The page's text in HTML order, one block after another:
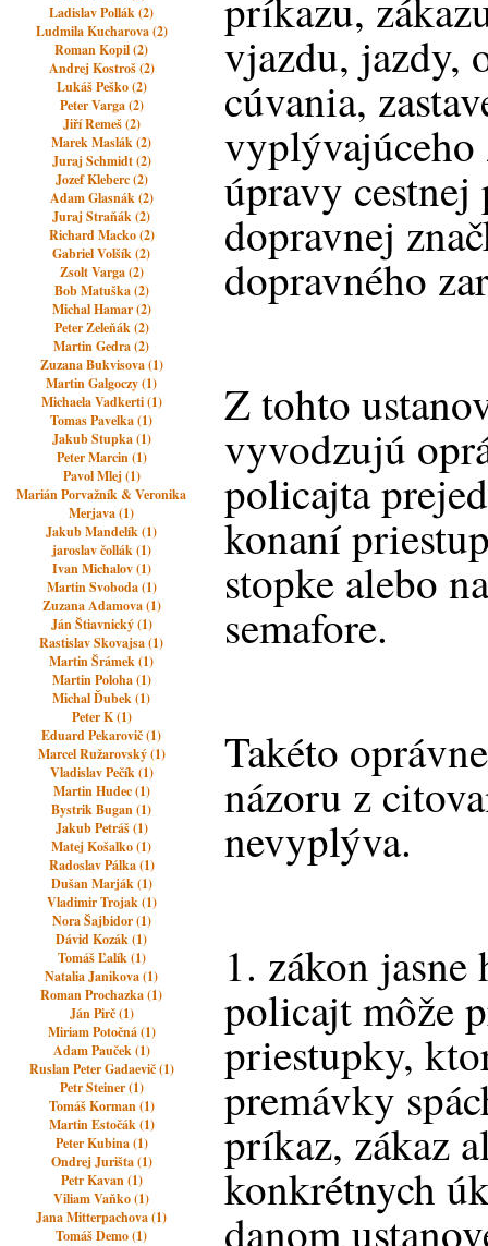
Ladislav Pollák (2)
Ludmila Kucharova (2)
Roman Kopil (2)
Andrej Kostroš (2)
Lukáš Peško (2)
Peter Varga (2)
Jiří Remeš (2)
Marek Maslák (2)
Juraj Schmidt (2)
Jozef Kleberc (2)
Adam Glasnák (2)
Juraj Straňák (2)
Richard Macko (2)
Gabriel Volšík (2)
Zsolt Varga (2)
Bob Matuška (2)
Michal Hamar (2)
Peter Zeleňák (2)
Martin Gedra (2)
Zuzana Bukvisova (1)
Martin Galgoczy (1)
Michaela Vadkerti (1)
Tomas Pavelka (1)
Jakub Stupka (1)
Peter Marcin (1)
Pavol Mlej (1)
Marián Porvažník & Veronika
Merjava (1)
Jakub Mandelík (1)
jaroslav čollák (1)
Ivan Michalov (1)
Martin Svoboda (1)
Zuzana Adamova (1)
Ján Štiavnický (1)
Rastislav Skovajsa (1)
Martin Šrámek (1)
Martin Poloha (1)
Michal Ďubek (1)
Peter K (1)
Eduard Pekarovič (1)
Marcel Ružarovský (1)
Vladislav Pečík (1)
Martin Hudec (1)
Bystrik Bugan (1)
Jakub Petráš (1)
Matej Košalko (1)
Radoslav Pálka (1)
Dušan Marják (1)
Vladimir Trojak (1)
Nora Šajbidor (1)
Dávid Kozák (1)
Tomáš Ľalík (1)
Natalia Janikova (1)
Roman Prochazka (1)
Ján Pirč (1)
Miriam Potočná (1)
Adam Pauček (1)
Ruslan Peter Gadaevič (1)
Petr Steiner (1)
Tomáš Korman (1)
Martin Estočák (1)
Peter Kubina (1)
Ondrej Jurišta (1)
Petr Kavan (1)
Viliam Vaňko (1)
Jana Mitterpachova (1)
Tomáš Demo (1)
vjazdu, jazdy,
cúvania,
vyplývajúceho
úpravy
dopravnej
dopravného
Z tohto
vyvodzujú
policajta
konaní
stopke alebo
semafore.
Takéto
názoru z
nevyplýva.
1. zákon
policajt môže
priestupky,
premávky
príkaz, zákaz
konkrétnych
danom